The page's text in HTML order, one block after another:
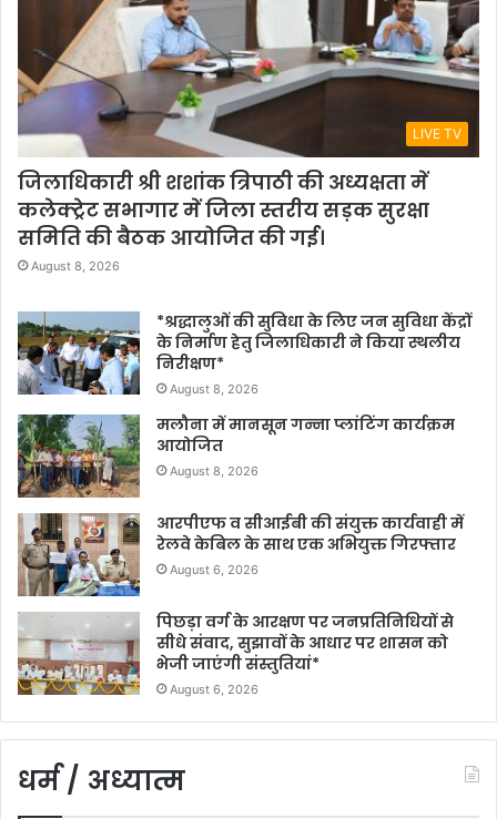
LIVE TV
जिलाधिकारी श्री शशांक त्रिपाठी की अध्यक्षता में
कलेक्ट्रेट सभागार में जिला स्तरीय सड़क सुरक्षा
समिति की बैठक आयोजित की गई।
August 8, 2026
*श्रद्धालुओं की सुविधा के लिए जन सुविधा केंद्रों
के निर्माण हेतु जिलाधिकारी ने किया स्थलीय
निरीक्षण*
August 8, 2026
मलौना में मानसून गन्ना प्लांटिंग कार्यक्रम
आयोजित
August 8, 2026
आरपीएफ व सीआईबी की संयुक्त कार्यवाही में
रेलवे केबिल के साथ एक अभियुक्त गिरफ्तार
August 6, 2026
पिछड़ा वर्ग के आरक्षण पर जनप्रतिनिधियों से
सीधे संवाद, सुझावों के आधार पर शासन को
भेजी जाएंगी संस्तुतियां*
August 6, 2026
धर्म / अध्यात्म